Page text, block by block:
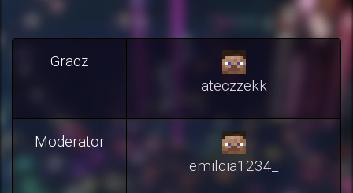
Gracz
ateczzekk
Moderator
emilcia1234_